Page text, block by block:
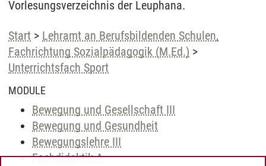
Vorlesungsverzeichnis der Leuphana.
Start > Lehramt an Berufsbildenden Schulen,
Fachrichtung Sozialpädagogik (M.Ed.) >
Unterrichtsfach Sport
MODULE
Bewegung und Gesellschaft III
Bewegung und Gesundheit
Bewegungslehre III
Fachdidaktik A